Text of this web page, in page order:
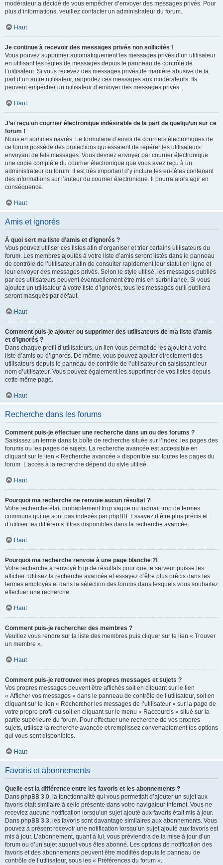
modérateur a décidé de vous empêcher d’envoyer des messages privés. Pour
plus d’informations, veuillez contacter un administrateur du forum.
Haut
Je continue à recevoir des messages privés non sollicités !
Vous pouvez supprimer automatiquement les messages privés d’un utilisateur
en utilisant les règles de messages depuis le panneau de contrôle de
l’utilisateur. Si vous recevez des messages privés de manière abusive de la
part d’un autre utilisateur, rapportez ces messages aux modérateurs. Ils
peuvent empêcher un utilisateur d’envoyer des messages privés.
Haut
J’ai reçu un courrier électronique indésirable de la part de quelqu’un sur ce
forum !
Nous en sommes navrés. Le formulaire d’envoi de courriers électroniques de
ce forum possède des protections qui essaient de repérer les utilisateurs
envoyant de tels messages. Vous devriez envoyer par courrier électronique
une copie complète du courrier électronique que vous avez reçu à un
administrateur du forum. Il est très important d’y inclure les en-têtes contenant
des informations sur l’auteur du courrier électronique. Il pourra alors agir en
conséquence.
Haut
Amis et ignorés
À quoi sert ma liste d’amis et d’ignorés ?
Vous pouvez utiliser ces listes afin d’organiser et trier certains utilisateurs du
forum. Les membres ajoutés à votre liste d’amis seront listés dans le panneau
de contrôle de l’utilisateur afin de consulter rapidement leur statut en ligne et
leur envoyer des messages privés. Selon le style utilisé, les messages publiés
par ces utilisateurs peuvent éventuellement être mis en surbrillance. Si vous
ajoutez un utilisateur à votre liste d’ignorés, tous les messages qu’il publiera
seront masqués par défaut.
Haut
Comment puis-je ajouter ou supprimer des utilisateurs de ma liste d’amis
et d’ignorés ?
Dans chaque profil d’utilisateurs, un lien vous permet de les ajouter à votre
liste d’amis ou d’ignorés. De même, vous pouvez ajouter directement des
utilisateurs depuis le panneau de contrôle de l’utilisateur en saisissant leur
nom d’utilisateur. Vous pouvez également les supprimer de vos listes depuis
cette même page.
Haut
Recherche dans les forums
Comment puis-je effectuer une recherche dans un ou des forums ?
Saisissez un terme dans la boîte de recherche située sur l’index, les pages des
forums ou les pages de sujets. La recherche avancée est accessible en
cliquant sur le lien « Recherche avancée » disponible sur toutes les pages du
forum. L’accès à la recherche dépend du style utilisé.
Haut
Pourquoi ma recherche ne renvoie aucun résultat ?
Votre recherche était probablement trop vague ou incluait trop de termes
communs qui ne sont pas indexés par phpBB. Essayez d’être plus précis et
d’utiliser les différents filtres disponibles dans la recherche avancée.
Haut
Pourquoi ma recherche renvoie à une page blanche ?!
Votre recherche a renvoyé trop de résultats pour que le serveur puisse les
afficher. Utilisez la recherche avancée et essayez d’être plus précis dans les
termes employés et dans la sélection des forums dans lesquels vous souhaitez
effectuer une recherche.
Haut
Comment puis-je rechercher des membres ?
Veuillez vous rendre sur la liste des membres puis cliquer sur le lien « Trouver
un membre ».
Haut
Comment puis-je retrouver mes propres messages et sujets ?
Vos propres messages peuvent être affichés soit en cliquant sur le lien
« Afficher vos messages » dans le panneau de contrôle de l’utilisateur, soit en
cliquant sur le lien « Rechercher les messages de l’utilisateur » sur la page de
votre propre profil ou soit en cliquant sur le menu « Raccourcis » situé sur la
partie supérieure du forum. Pour effectuer une recherche de vos propres
sujets, utilisez la recherche avancée et remplissez convenablement les options
qui vous sont disponibles.
Haut
Favoris et abonnements
Quelle est la différence entre les favoris et les abonnements ?
Dans phpBB 3.0, la fonctionnalité qui vous permettait d’ajouter un sujet aux
favoris était similaire à celle présente dans votre navigateur internet. Vous ne
receviez aucune notification lorsqu’un sujet ajouté aux favoris était mis à jour.
Dans phpBB 3.3, les favoris sont davantage similaires aux abonnements. Vous
pouvez à présent recevoir une notification lorsqu’un sujet ajouté aux favoris est
mis à jour. L’abonnement, quant à lui, vous préviendra de la mise à jour d’un
forum ou d’un sujet auquel vous êtes abonné. Les options de notification des
favoris et des abonnements peuvent être modifiés depuis le panneau de
contrôle de l’utilisateur, sous les « Préférences du forum ».